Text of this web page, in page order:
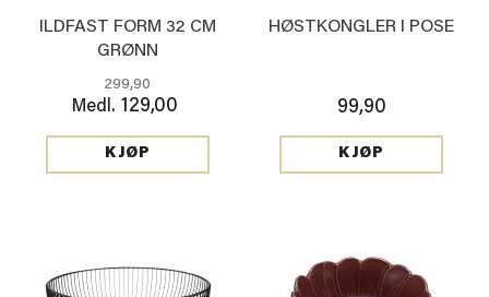
ILDFAST FORM 32 CM
GRØNN
299,90
Medl. 129,00
KJØP
HØSTKONGLER I POSE
99,90
KJØP